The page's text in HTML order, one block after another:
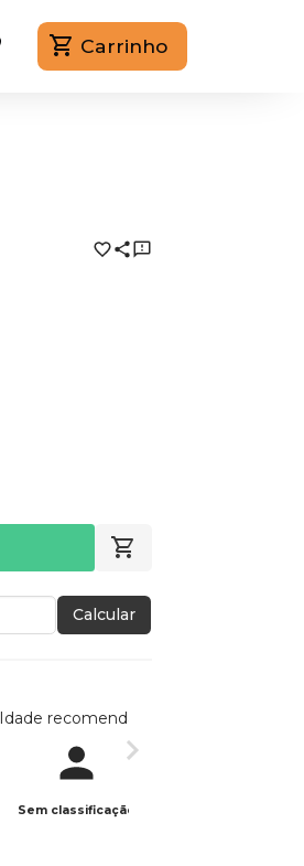
Carrinho
Calcular
Idade recomendada
Sem classificação